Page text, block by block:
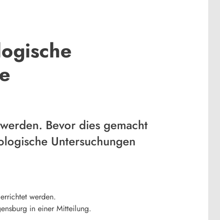
Bevor dies gemacht
Untersuchungen
werden.
in einer Mitteilung.